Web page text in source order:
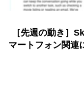
［先週の動き］
マートフォン関連